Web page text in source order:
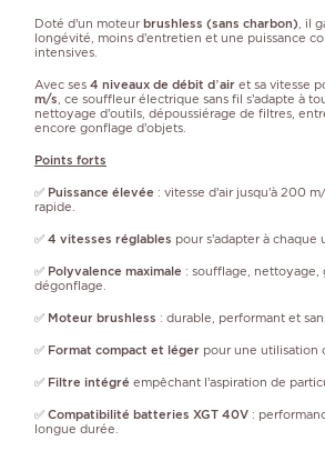
Doté d’un moteur brushless (sans charbon) , il
longévité, moins d’entretien et une puissance
intensives.
Avec ses 4 niveaux de débit d’air et sa vitesse
m/s , ce souffleur électrique sans fil s’adapte à
nettoyage d’outils, dépoussiérage de filtres,
encore gonflage d’objets.
Points forts
✅ Puissance élevée : vitesse d’air jusqu’à 200
rapide.
✅ 4 vitesses réglables pour s’adapter à chaque
✅ Polyvalence maximale : soufflage, nettoyage,
dégonflage.
✅ Moteur brushless : durable, performant et
✅ Format compact et léger pour une utilisation
✅ Filtre intégré empêchant l’aspiration de
✅ Compatibilité batteries XGT 40V :
longue durée.